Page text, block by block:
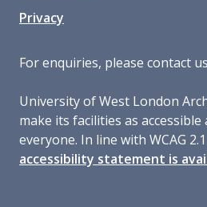
Privacy
For enquiries, please contact
University of West London
make its facilities as
everyone. In line with WCAG
accessibility statement is